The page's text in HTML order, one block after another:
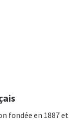
fondée en 1887 et